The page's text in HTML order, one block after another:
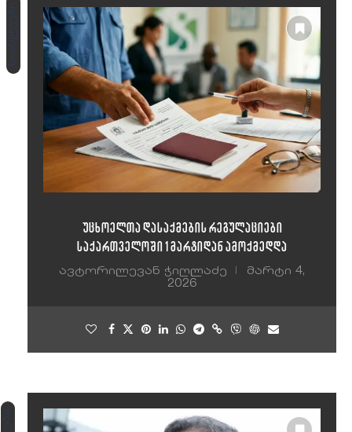
სიახლეები
უცხოელთა დასაქმების რეგულაციები
საქართველოში 1 მარტიდან ამოქმედდა
ავტორილევან ჭიღლაძე
მარტი 4,
2026